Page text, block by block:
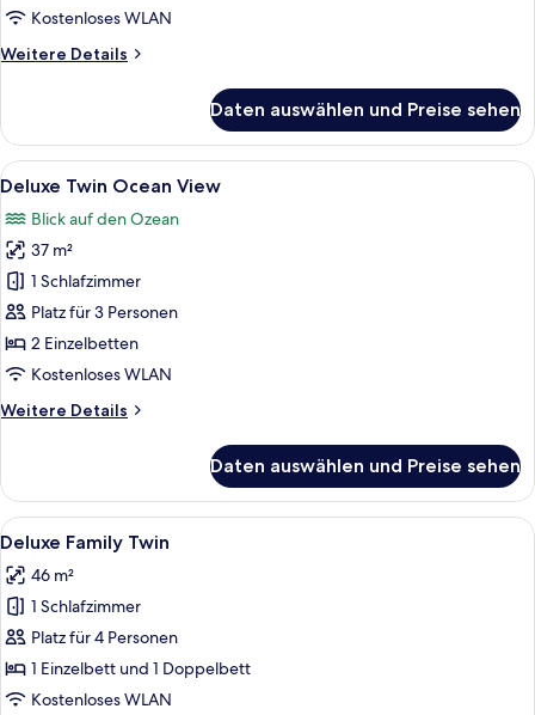
Kostenloses WLAN
Weitere Details
Weitere
Twin
Daten auswählen und Preise sehen
Alle
Fotos
für
Deluxe
Twin
Ocean
View
anzeigen
Ein Hotelzimmer mit zwei Betten,
5
Deluxe Twin Ocean View
Blick auf den Ozean
37 m²
1 Schlafzimmer
Platz für 3 Personen
2 Einzelbetten
Kostenloses WLAN
Weitere Details
Weitere
Twin
Ocean
View
Daten auswählen und Preise sehen
Alle
Fotos
für
Deluxe
Family
Twin
anzeigen
Ein modernes Hotelzimmer mit zwei
4
Deluxe Family Twin
46 m²
1 Schlafzimmer
Platz für 4 Personen
1 Einzelbett und 1 Doppelbett
Kostenloses WLAN